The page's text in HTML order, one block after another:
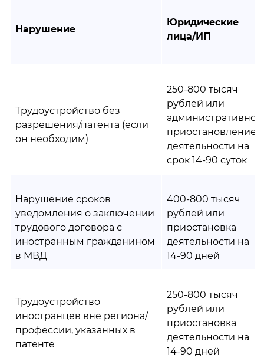
Нарушение
Юридические
лица/ИП
Трудоустройство без
разрешения/патента (если
он необходим)
250-800 тысяч
рублей или
административное
приостановление
деятельности на
срок 14-90 суток
Нарушение сроков
уведомления о заключении
трудового договора с
иностранным гражданином
в МВД
400-800 тысяч
рублей или
приостановка
деятельности на
14-90 дней
Трудоустройство
иностранцев вне региона/
профессии, указанных в
патенте
250-800 тысяч
рублей или
приостановка
деятельности на
14-90 дней